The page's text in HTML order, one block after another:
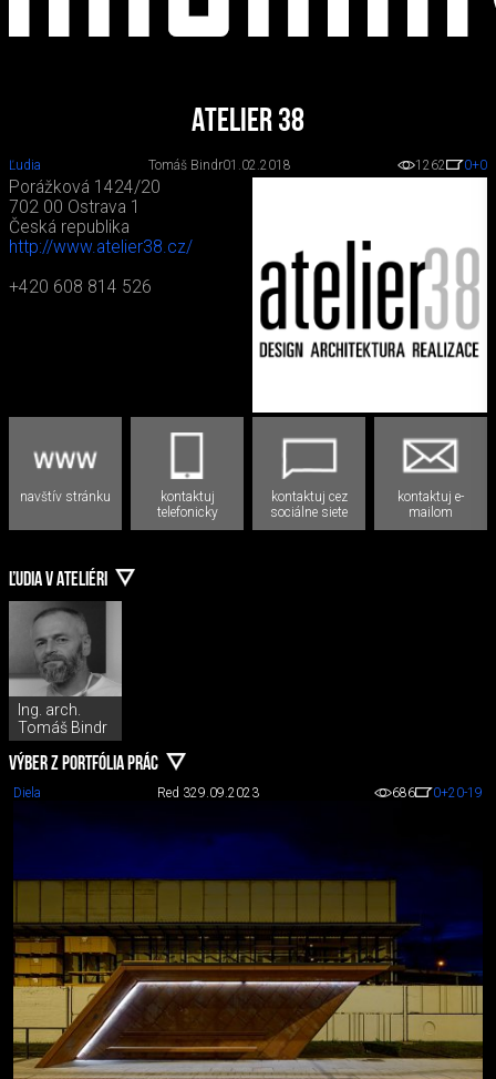
Atelier 38
Ľudia Tomáš Bindr01.02.2018 1262 0+0
Porážková 1424/20
702 00 Ostrava 1
Česká republika
http://www.atelier38.cz/
+420 608 814 526
navštív stránku
kontaktuj
telefonicky
kontaktuj cez
sociálne siete
kontaktuj e-
mailom
ĽUDIA V ATELIÉRI
Ing. arch.
Tomáš Bindr
VÝBER Z PORTFÓLIA PRÁC
Diela Red 329.09.2023 686 0+20-19